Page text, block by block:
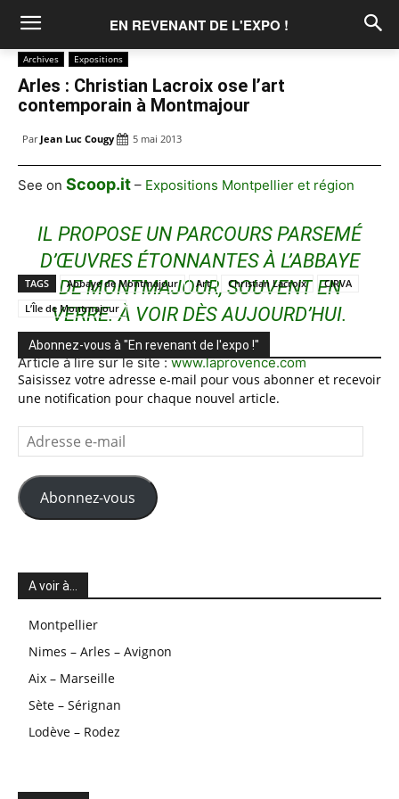
EN REVENANT DE L'EXPO !
Archives Expositions
Arles : Christian Lacroix ose l’art
contemporain à Montmajour
Par Jean Luc Cougy 5 mai 2013
See on Scoop.it – Expositions Montpellier et région
IL PROPOSE UN PARCOURS PARSEMÉ
D’ŒUVRES ÉTONNANTES À L’ABBAYE
DE MONTMAJOUR, SOUVENT EN
VERRE. À VOIR DÈS AUJOURD’HUI.
Article à lire sur le site :www.laprovence.com
TAGS Abbaye de Montmajour Art Christian Lacroix
CIRVA
L’Île de Montmajour
Abonnez-vous à "En revenant de l'expo !"
Saisissez votre adresse e-mail pour vous abonner et recevoir
une notification pour chaque nouvel article.
Adresse
e-
mail
Abonnez-vous
A voir à…
Montpellier
Nimes – Arles – Avignon
Aix – Marseille
Sète – Sérignan
Lodève – Rodez